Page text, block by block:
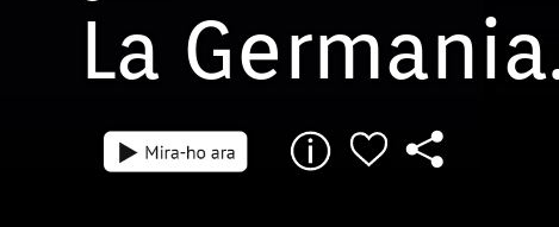
La
Episodi: 2